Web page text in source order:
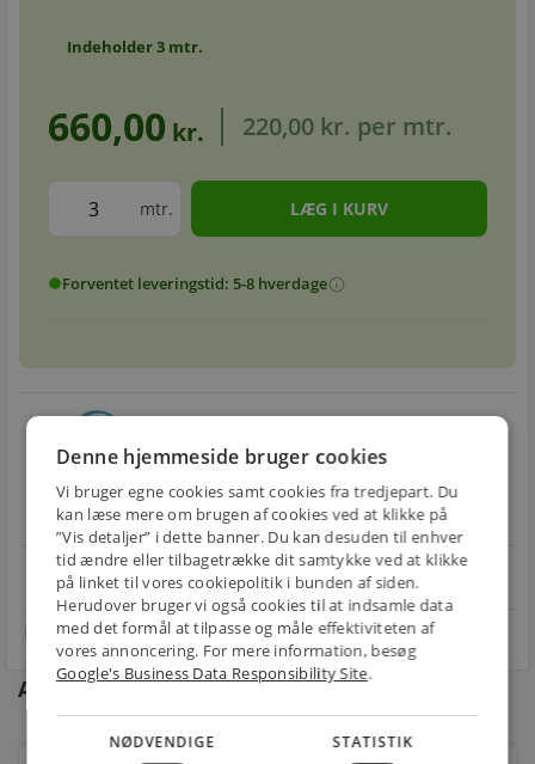
Indeholder3 mtr.
660,00 kr. 220,00 kr. per mtr.
mtr.
circleForventet leveringstid: 5-8 hverdageinfo
E-MÆRKET
Handle trygt hos
os
local_shipping
BILLIG
FRAGT
Fra 49,00 kr.
restart_alt
RETUR
Nem returnering
star4.1 på Trustpilot 11,691 anmeldelser
Andre kunder købte også
Denne hjemmeside bruger cookies
Vi bruger egne cookies samt cookies fra tredjepart. Du
kan læse mere om brugen af cookies ved at klikke på
”Vis detaljer” i dette banner. Du kan desuden til enhver
tid ændre eller tilbagetrække dit samtykke ved at klikke
på linket til vores cookiepolitik i bunden af siden.
Herudover bruger vi også cookies til at indsamle data
med det formål at tilpasse og måle effektiviteten af
vores annoncering. For mere information, besøg
Google's Business Data Responsibility Site.
NØDVENDIGE STATISTIK